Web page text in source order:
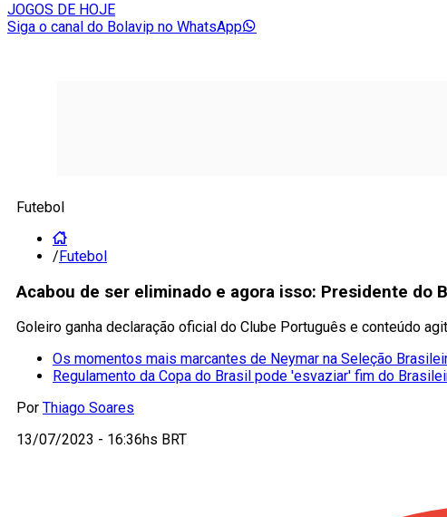
JOGOS DE HOJE
Siga o canal do Bolavip no WhatsApp
Futebol
/Futebol
Acabou de ser eliminado e agora isso: Presidente
Goleiro ganha declaração oficial do Clube Português e conteúdo
Os momentos mais marcantes de Neymar na Seleção
Regulamento da Copa do Brasil pode 'esvaziar' fim do
Por Thiago Soares
13/07/2023 - 16:36hs BRT